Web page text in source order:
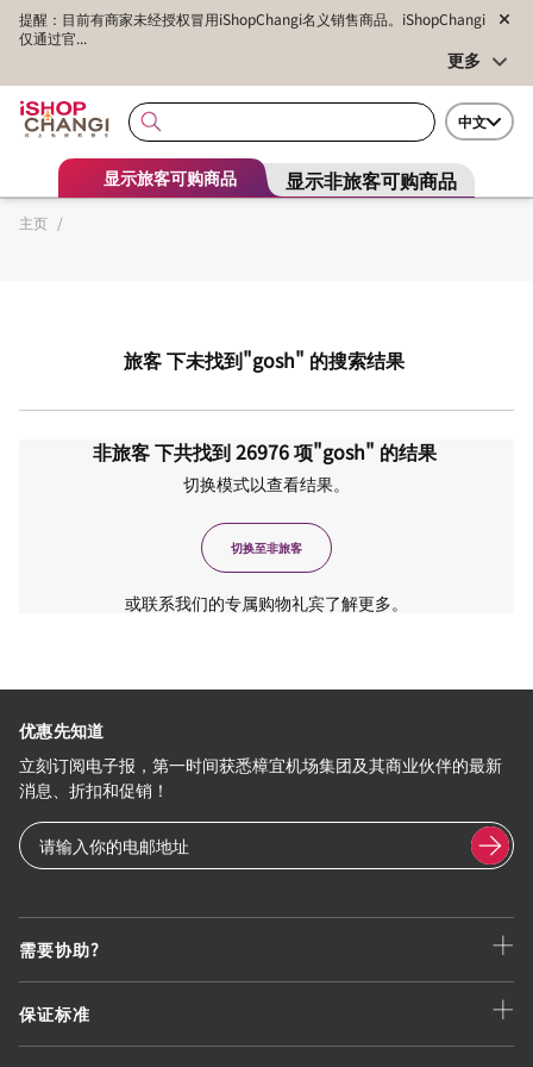
提醒：目前有商家未经授权冒用iShopChangi名义销售商品。iShopChangi
仅通过官...
更多
中文
显示旅客可购商品 显示非旅客可购商品
主页 /
旅客下未找到"gosh" 的搜索结果
非旅客下共找到26976项"gosh" 的结果
切换模式以查看结果。
切换至非旅客
或联系我们的专属购物礼宾了解更多。
需要协助?
保证标准
优惠先知道
立刻订阅电子报，第一时间获悉樟宜机场集团及其商业伙伴的最新
消息、折扣和促销！